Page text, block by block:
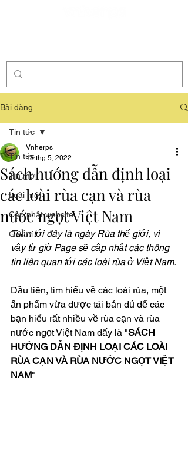
Bài đăng
Tin tức
Tin mới
Loài mới
Cập nhật website
Giải trí
Tin tức
Sách hướng dẫn định loại
các loài rùa cạn và rùa
nước ngọt Việt Nam
Vnherps
18 thg 5, 2022
Tuần tới đây là ngày Rùa thế giới, vì
vậy từ giờ Page sẽ cập nhật các thông
tin liên quan tới các loài rùa ở Việt Nam.
Đầu tiên, tìm hiểu về các loài rùa, một
ấn phẩm vừa được tái bản đủ để các
bạn hiểu rất nhiều về rùa cạn và rùa
nước ngọt Việt Nam đấy là "SÁCH
HƯỚNG DẪN ĐỊNH LOẠI CÁC LOÀI
RÙA CẠN VÀ RÙA NƯỚC NGỌT VIỆT
NAM"